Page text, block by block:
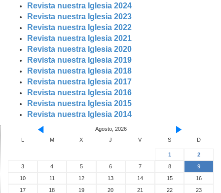
Revista nuestra Iglesia 2024
Revista nuestra Iglesia 2023
Revista nuestra Iglesia 2022
Revista nuestra Iglesia 2021
Revista nuestra Iglesia 2020
Revista nuestra Iglesia 2019
Revista nuestra Iglesia 2018
Revista nuestra Iglesia 2017
Revista nuestra Iglesia 2016
Revista nuestra Iglesia 2015
Revista nuestra Iglesia 2014
Agosto, 2026
L
M X J V S D
1
2
3
4 5 6 7 8
9
10
11 12 13 14 15
16
17
18 19 20 21 22
23